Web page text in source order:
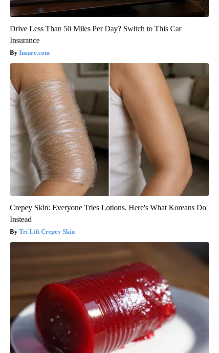
Drive Less Than 50 Miles Per Day? Switch to This Car
Insurance
Insure.com
Crepey Skin: Everyone Tries Lotions. Here's What Koreans Do
Instead
Tri Lift Crepey Skin